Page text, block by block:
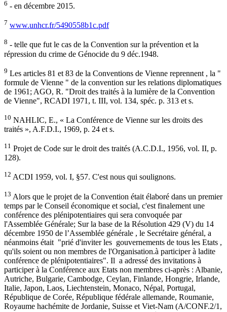
6 - en décembre 2015.
7 www.unhcr.fr/5490558b1c.pdf
8 - telle que fut le cas de la Convention sur la prévention et la
répression du crime de Génocide du 9 déc.1948.
9 Les articles 81 et 83 de la Conventions de Vienne reprennent , la "
formule de Vienne " de la convention sur les relations diplomatiques
de 1961; AGO, R. "Droit des traités à la lumière de la Convention
de Vienne", RCADI 1971, t. III, vol. 134, spéc. p. 313 et s.
10 NAHLIC, E., « La Conférence de Vienne sur les droits des
traités », A.F.D.I., 1969, p. 24 et s.
11 Projet de Code sur le droit des traités (A.C.D.I., 1956, vol. II, p.
128).
12 ACDI 1959, vol. I, §57. C'est nous qui soulignons.
13 Alors que le projet de la Convention était élaboré dans un premier
temps par le Conseil économique et social, c'est finalement une
conférence des plénipotentiaires qui sera convoquée par
l'Assemblée Générale; Sur la base de la Résolution 429 (V) du 14
décembre 1950 de l’Assemblée générale , le Secrétaire général, a
néanmoins était "prié d'inviter les gouvernements de tous les Etats ,
qu'ils soient ou non membres de l'Organisation.à participer à ladite
conférence de plénipotentiaires". Il a adressé des invitations à
participer à la Conférence aux Etats non membres ci-après : Albanie,
Autriche, Bulgarie, Cambodge, Ceylan, Finlande, Hongrie, Irlande,
Italie, Japon, Laos, Liechtenstein, Monaco, Népal, Portugal,
République de Corée, République fédérale allemande, Roumanie,
Royaume hachémite de Jordanie, Suisse et Viet-Nam (A/CONF.2/1,